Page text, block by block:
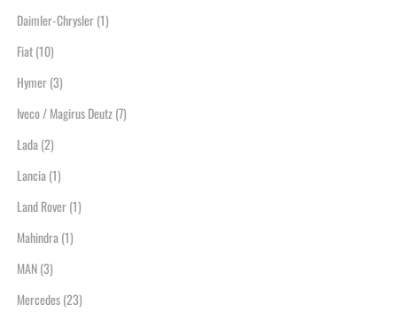
Daimler-Chrysler(1)
Fiat(10)
Hymer(3)
Iveco / Magirus Deutz(7)
Lada(2)
Lancia(1)
Land Rover(1)
Mahindra(1)
MAN(3)
Mercedes(23)